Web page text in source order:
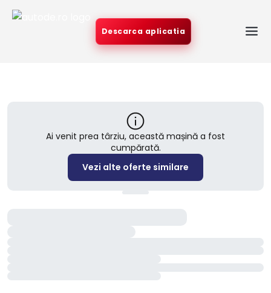
Descarca aplicatia
Ai venit prea târziu, această mașină a fost
cumpărată.
Vezi alte oferte similare